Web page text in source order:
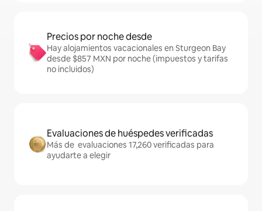
Precios por noche desde
Hay alojamientos vacacionales en Sturgeon Bay
desde $857 MXN por noche (impuestos y tarifas
no incluidos)
Evaluaciones de huéspedes verificadas
Más de evaluaciones 17,260 verificadas para
ayudarte a elegir